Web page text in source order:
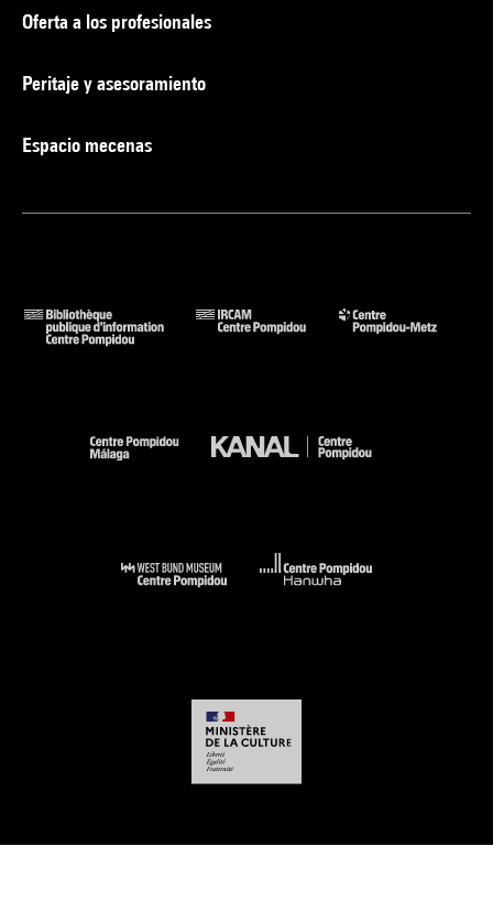
Oferta a los profesionales
Peritaje y asesoramiento
Espacio mecenas
- - - -